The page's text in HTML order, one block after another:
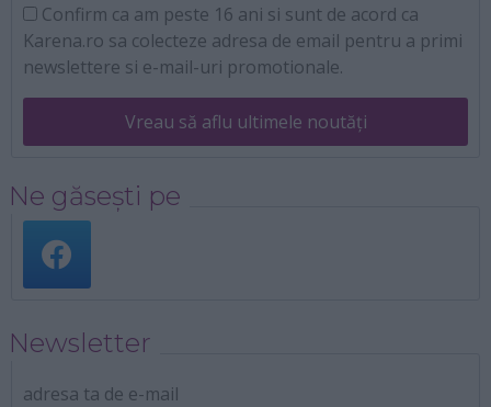
Confirm ca am peste 16 ani si sunt de acord ca
Karena.ro sa colecteze adresa de email pentru a primi
newslettere si e-mail-uri promotionale.
Vreau să aflu ultimele noutăți
Ne găsești pe
Newsletter
adresa ta de e-mail